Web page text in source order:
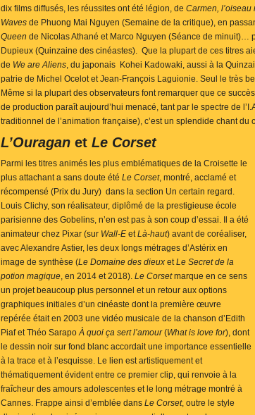
dix films diffusés, les réussites ont été légion, de Carmen, l’oiseau
Waves de Phuong Mai Nguyen (Semaine de la critique), en
Queen de Nicolas Athané et Marco Nguyen (Séance de minuit)…
Dupieux (Quinzaine des cinéastes). Que la plupart de ces titres
de We are Aliens, du japonais Kohei Kadowaki, aussi à la
patrie de Michel Ocelot et Jean-François Laguionie. Seul le très
Même si la plupart des observateurs font remarquer que ce
de production paraît aujourd’hui menacé, tant par le spectre de
traditionnel de l’animation française), c’est un splendide chant
L’Ouragan et Le Corset
Parmi les titres animés les plus emblématiques de la Croisette le
plus attachant a sans doute été Le Corset, montré, acclamé et
récompensé (Prix du Jury) dans la section Un certain regard.
Louis Clichy, son réalisateur, diplômé de la prestigieuse école
parisienne des Gobelins, n’en est pas à son coup d’essai. Il a été
animateur chez Pixar (sur Wall-E etLà-haut) avant de coréaliser,
avec Alexandre Astier, les deux longs métrages d’Astérix en
image de synthèse (Le Domaine des dieux etLe Secret de la
potion magique, en 2014 et 2018). Le Corsetmarque en ce sens
un projet beaucoup plus personnel et un retour aux options
graphiques initiales d’un cinéaste dont la première œuvre
repérée était en 2003 une vidéo musicale de la chanson d’Edith
Piaf et Théo SarapoÀ quoi ça sert l’amour(What is love for), dont
le dessin noir sur fond blanc accordait une importance essentielle
à la trace et à l’esquisse. Le lien est artistiquement et
thématiquement évident entre ce premier clip, qui renvoie à la
fraîcheur des amours adolescentes et le long métrage montré à
Cannes. Frappe ainsi d’emblée dans Le Corset, outre le style